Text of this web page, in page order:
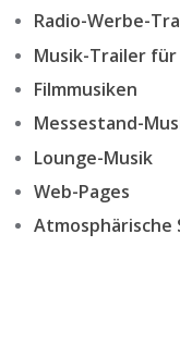
Radio-Werbe-
Musik-Trailer
Filmmusiken
Messestand-
Lounge-Musik
Web-Pages
Atmosphärische